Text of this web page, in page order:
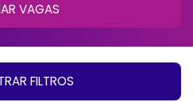
VAGAS
FILTROS